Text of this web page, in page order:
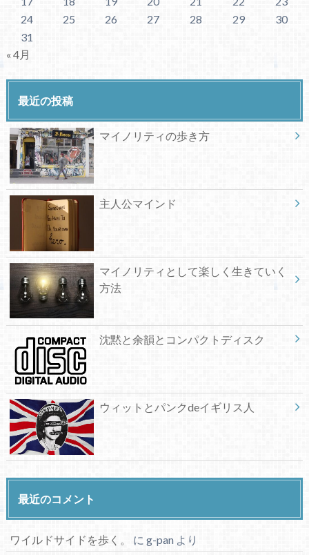
24
25 26 27 28 29
30
31
« 4月
最近の投稿
マイノリティの歩き方
主人公マインド
マイノリティとして楽しく生きていく
方法
沈黙と余韻とコンパクトディスク
ウィットとパンクdeイギリス人
最近のコメント
ワイルドサイドを歩く。 に g-panより